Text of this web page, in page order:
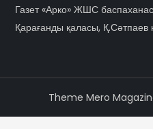
Газет «Арко» ЖШС
Қарағанды қаласы, Қ.Сәтпаев
Theme Mero